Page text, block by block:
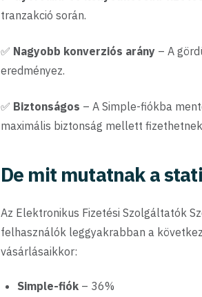
tranzakció során.
✅ Nagyobb konverziós arány – A
eredményez.
✅ Biztonságos – A Simple-fiókba
maximális biztonság mellett
De mit mutatnak a
Az Elektronikus Fizetési Szolgáltatók
felhasználók leggyakrabban a
vásárlásaikkor:
Simple-fiók – 36%